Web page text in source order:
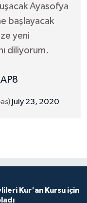
Ayasofya
başlayacak
yeni
diliyorum.
July 23, 2020
Kur'an Kursu için